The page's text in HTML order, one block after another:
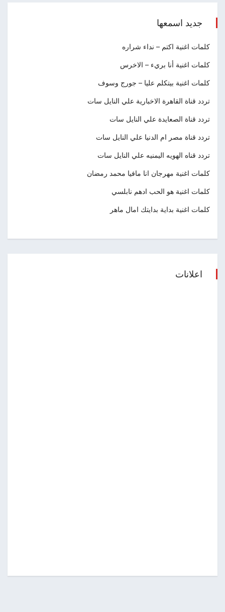
جديد اسمعها
كلمات اغنية اكتم – نداء شراره
كلمات اغنية أنا بريء – الاخرس
كلمات اغنية بيتكلم عليا – جورج وسوف
تردد قناة القاهرة الاخبارية علي النايل سات
تردد قناة الصعايدة علي النايل سات
تردد قناة مصر ام الدنيا علي النايل سات
تردد قناه الهويه اليمنيه علي النايل سات
كلمات اغنية مهرجان انا مافيا محمد رمضان
كلمات اغنية هو الحب ادهم نابلسي
كلمات اغنية بداية بدايتك امال ماهر
اعلانات